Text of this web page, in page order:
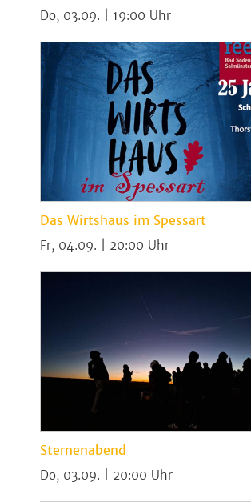
Do, 03.09. | 19:00
Das Wirtshaus im Spessart
Fr, 04.09. | 20:00
Sternenabend
Do, 03.09. | 20:00